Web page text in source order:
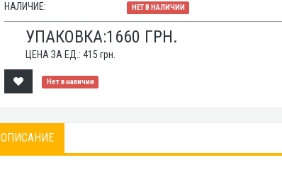
НАЛИЧИЕ:
НЕТ В НАЛИЧИИ
УПАКОВКА:1660 ГРН.
ЦЕНА ЗА ЕД.:415 грн.
Нет в наличии
ОПИСАНИЕ